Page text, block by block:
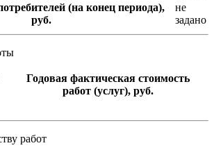
(на конец периода),
руб.
не
задано
Годовая фактическая стоимость
работ (услуг), руб.
работ